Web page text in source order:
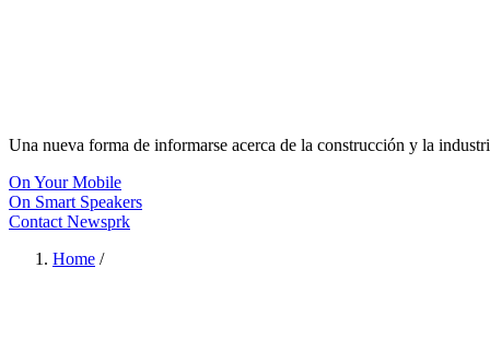
Una nueva forma de informarse acerca de la construcción y la
On Your Mobile
On Smart Speakers
Contact Newsprk
Home /